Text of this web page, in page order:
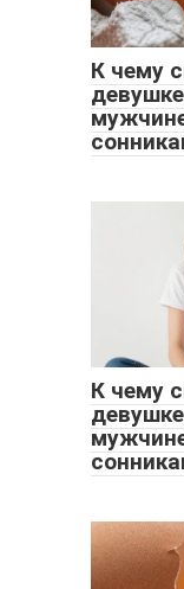
К чему
К чему